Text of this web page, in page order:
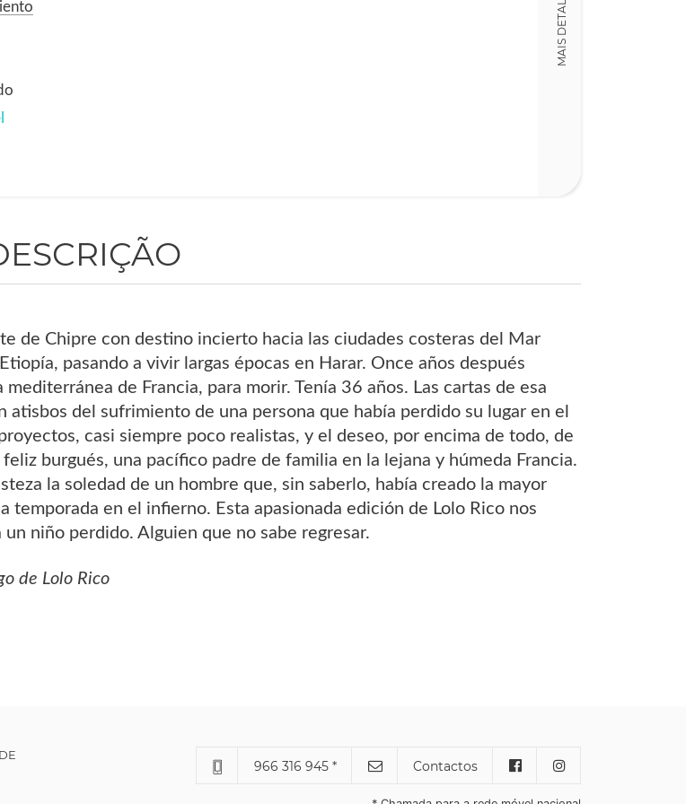
MAIS DETALHES
de Chipre con destino incierto hacia las ciudades costeras del Mar
pasando a vivir largas épocas en Harar. Once años después
de Francia, para morir. Tenía 36 años. Las cartas de esa
atisbos del sufrimiento de una persona que había perdido su lugar en el
casi siempre poco realistas, y el deseo, por encima de todo, de
burgués, una pacífico padre de familia en la lejana y húmeda Francia.
la soledad de un hombre que, sin saberlo, había creado la mayor
temporada en el infierno. Esta apasionada edición de Lolo Rico nos
niño perdido. Alguien que no sabe regresar.
de Lolo Rico
966 316 945 * Contactos